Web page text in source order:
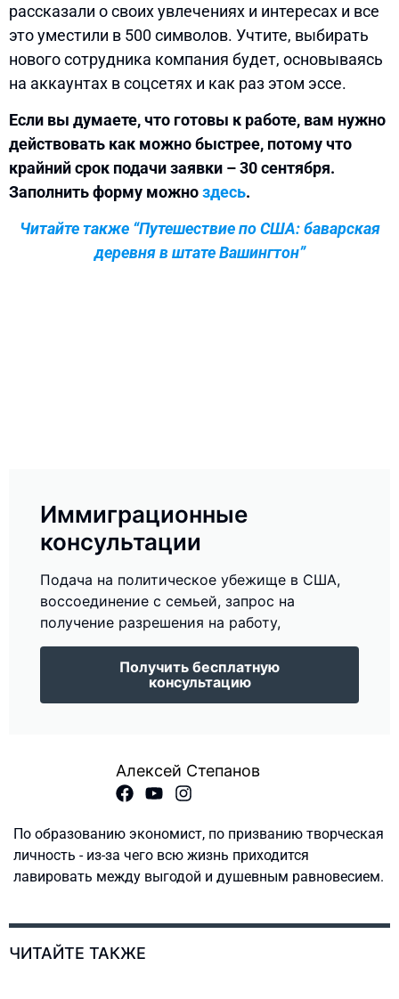
рассказали о своих увлечениях и интересах и все
это уместили в 500 символов. Учтите, выбирать
нового сотрудника компания будет, основываясь
на аккаунтах в соцсетях и как раз этом эссе.
Если вы думаете, что готовы к работе, вам нужно
действовать как можно быстрее, потому что
крайний срок подачи заявки – 30 сентября.
Заполнить форму можноздесь.
Читайте также “Путешествие по США: баварская
деревня в штате Вашингтон”
Иммиграционные
консультации
Подача на политическое убежище в США,
воссоединение с семьей, запрос на
получение разрешения на работу,
Получить бесплатную
консультацию
Алексей Степанов
По образованию экономист, по призванию творческая
личность - из-за чего всю жизнь приходится
лавировать между выгодой и душевным равновесием.
ЧИТАЙТЕ ТАКЖЕ